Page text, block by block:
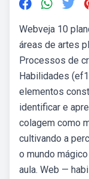
Webveja 10
áreas de artes
Processos de
Habilidades
elementos
identificar e
colagem como
cultivando a
o mundo
aula. Web —